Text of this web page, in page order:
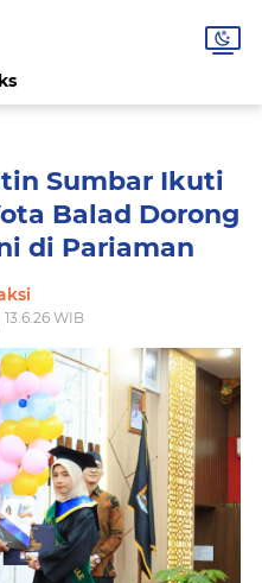
Sumbar Ikuti
Balad Dorong
di Pariaman
WIB